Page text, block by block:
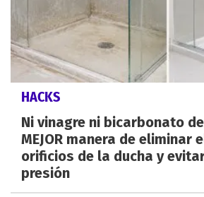
HACKS
Ni vinagre ni bicarbonato
MEJOR manera de eliminar
orificios de la ducha y evitar
presión